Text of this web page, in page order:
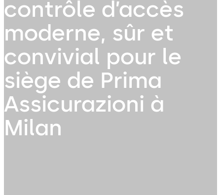
contrôle d’accès
moderne, sûr et
convivial pour le
siège de Prima
Assicurazioni à
Milan